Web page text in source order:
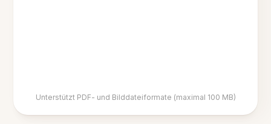
Unterstützt PDF- und Bilddateiformate (maximal 100 MB)